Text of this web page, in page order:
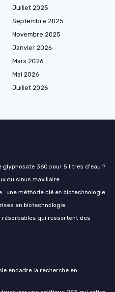
Juillet 2025
Septembre 2025
Novembre 2025
Janvier 2026
Mars 2026
Mai 2026
Juillet 2026
360 pour 5 litres d'eau ?
du sinus maxillaire
une méthode clé en biotechnologie
en biotechnologie
résorbables qui ressortent des
encadre la recherche en